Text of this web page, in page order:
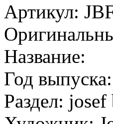
Артикул:
Название:
Год
Раздел: josef